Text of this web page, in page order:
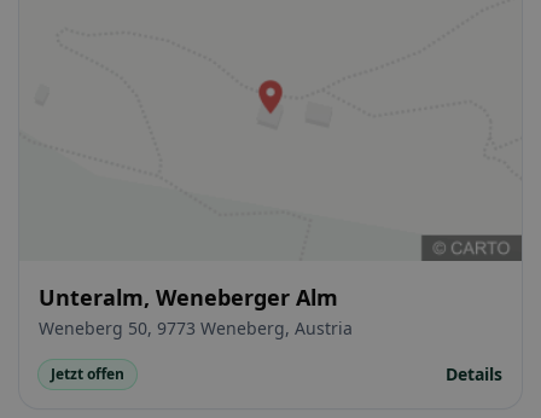
Unteralm, Weneberger Alm
Weneberg 50, 9773 Weneberg, Austria
Jetzt offen Details